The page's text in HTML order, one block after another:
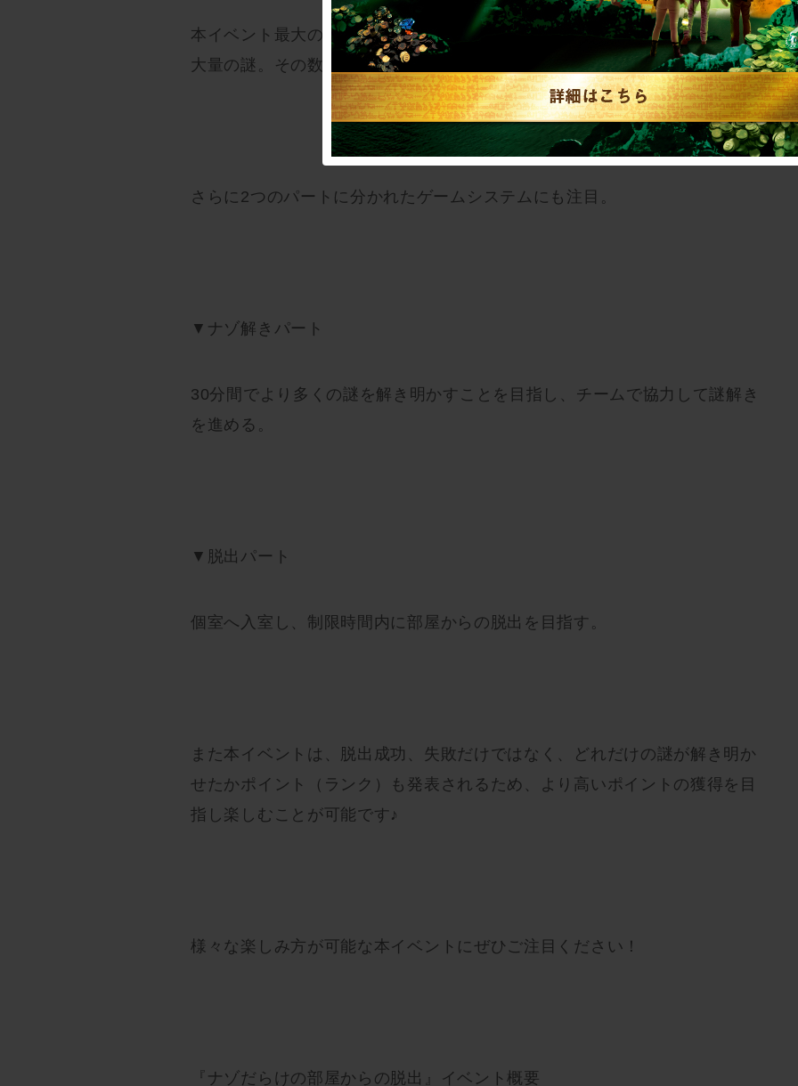
本イベント最大のポイントは、会場内の壁、床、天井などに散りばめられた
大量の謎。その数は40問以上！
さらに2つのパートに分かれたゲームシステムにも注目。
▼ナゾ解きパート
30分間でより多くの謎を解き明かすことを目指し、チームで協力して謎解き
を進める。
▼脱出パート
個室へ入室し、制限時間内に部屋からの脱出を目指す。
また本イベントは、脱出成功、失敗だけではなく、どれだけの謎が解き明か
せたかポイント（ランク）も発表されるため、より高いポイントの獲得を目
指し楽しむことが可能です♪
様々な楽しみ方が可能な本イベントにぜひご注目ください！
『ナゾだらけの部屋からの脱出』イベント概要